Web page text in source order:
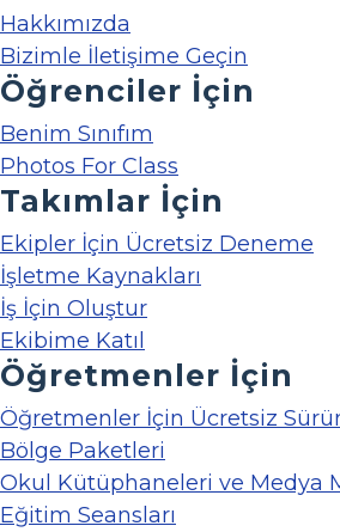
Hakkımızda
Bizimle İletişime Geçin
Öğrenciler İçin
Benim Sınıfım
Photos For Class
Takımlar İçin
Ekipler İçin Ücretsiz Deneme
İşletme Kaynakları
İş İçin Oluştur
Ekibime Katıl
Öğretmenler İçin
Öğretmenler İçin Ücretsiz
Bölge Paketleri
Okul Kütüphaneleri ve Medya
Eğitim Seansları